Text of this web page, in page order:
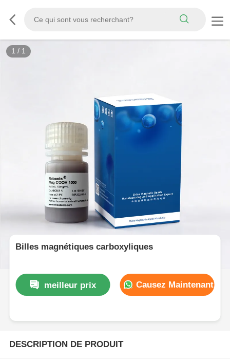
1 / 1
Billes magnétiques carboxyliques
meilleur prix Causez Maintenant
DESCRIPTION DE PRODUIT